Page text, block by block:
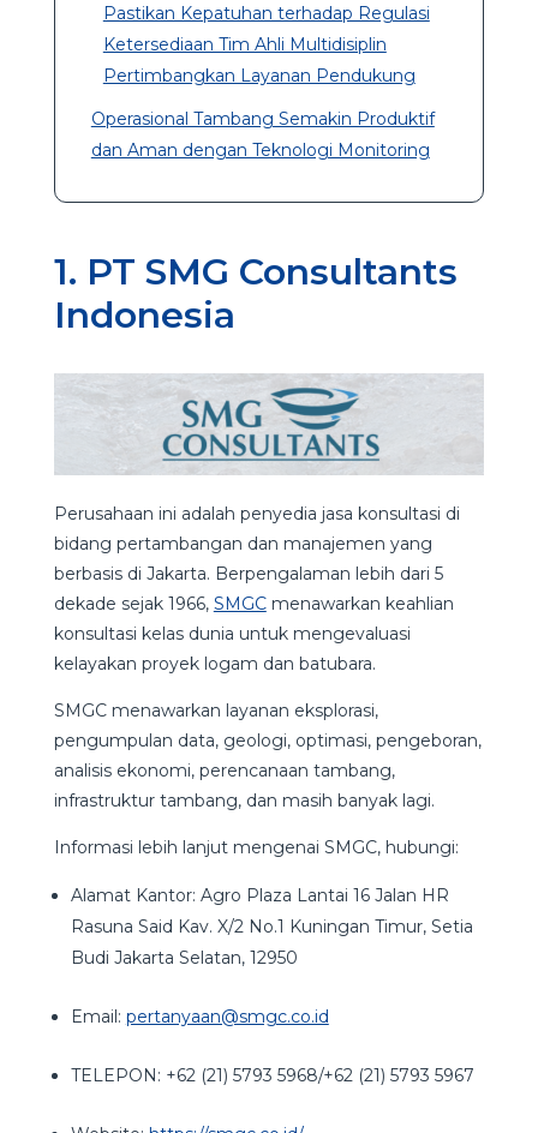
Pastikan Kepatuhan terhadap Regulasi
Ketersediaan Tim Ahli Multidisiplin
Pertimbangkan Layanan Pendukung
Operasional Tambang Semakin Produktif
dan Aman dengan Teknologi Monitoring
1. PT SMG Consultants
Indonesia
Perusahaan ini adalah penyedia jasa konsultasi di
bidang pertambangan dan manajemen yang
berbasis di Jakarta. Berpengalaman lebih dari 5
dekade sejak 1966, SMGCmenawarkan keahlian
konsultasi kelas dunia untuk mengevaluasi
kelayakan proyek logam dan batubara.
SMGC menawarkan layanan eksplorasi,
pengumpulan data, geologi, optimasi, pengeboran,
analisis ekonomi, perencanaan tambang,
infrastruktur tambang, dan masih banyak lagi.
Informasi lebih lanjut mengenai SMGC, hubungi:
Alamat Kantor: Agro Plaza Lantai 16 Jalan HR
Rasuna Said Kav. X/2 No.1 Kuningan Timur, Setia
Budi Jakarta Selatan, 12950
Email: pertanyaan@smgc.co.id
TELEPON: +62 (21) 5793 5968/+62 (21) 5793 5967